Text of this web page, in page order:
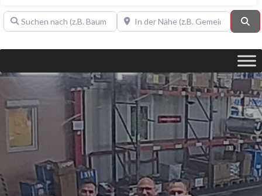
Suchen nach (z.B. Baumeister oder Dachdecker)In der Nähe (z.B. Gemeinde Baden)